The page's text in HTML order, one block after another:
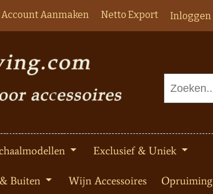
Inloggen
Account Aanmaken Netto Export
Exclusief & Uniek
Buiten Wijn Accessoires Opruiming